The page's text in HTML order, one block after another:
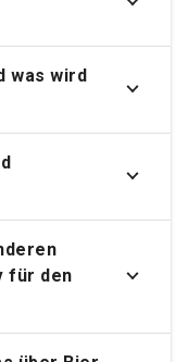
was wird
für den